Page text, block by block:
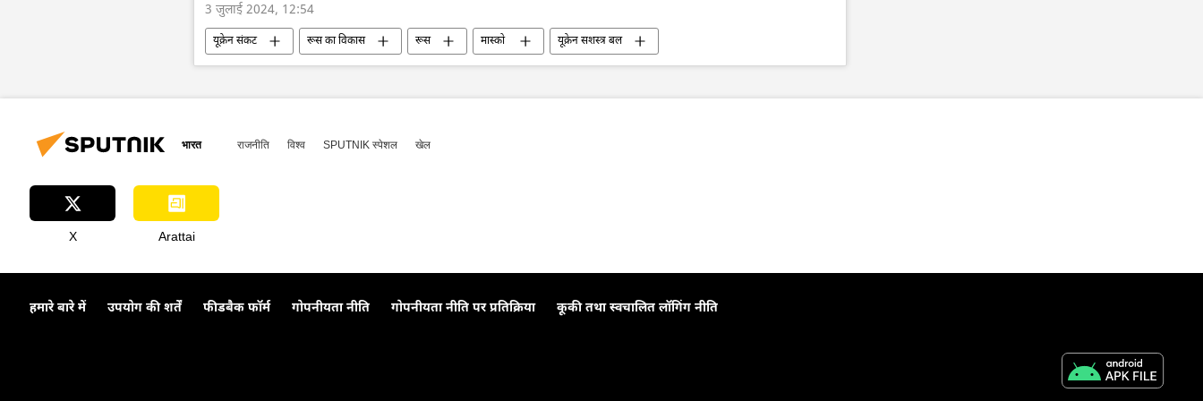
3 जुलाई 2024, 12:54
यूक्रेन संकट रूस का विकास रूस मास्को
यूक्रेन सशस्त्र बल
यूक्रेन का जवाबी हमला
यूक्रेन की सुरक्षा सेवा (SBU) यूक्रेन
व्लादिमीर पुतिन
भारत राजनीति विश्व SPUTNIK स्पेशल खेल
X Arattai
हमारे बारे में उपयोग की शर्तें फीडबैक फॉर्म गोपनीयता नीति गोपनीयता नीति पर प्रतिक्रिया कूकी तथा स्वचालित लॉगिंग नीति